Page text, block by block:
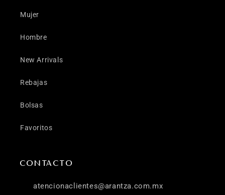
Mujer
Hombre
New Arrivals
Rebajas
Bolsas
Favoritos
CONTACTO
atencionaclientes@arantza.com.mx